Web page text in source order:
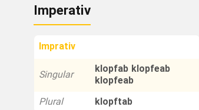
Imperativ
Imprativ
Singular
klopfab klopfeab
klopfeab
Plural
klopftab